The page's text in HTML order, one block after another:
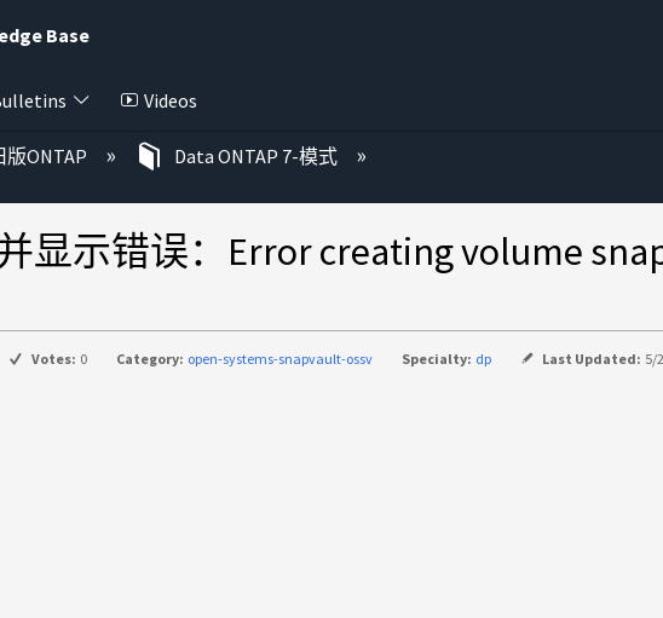
Base
Videos
版ONTAP Data ONTAP 7-模式
显示错误：Error creating volume
Votes: 0 Category: open-systems-snapvault-ossv Specialty: dp Last Updated: 5/